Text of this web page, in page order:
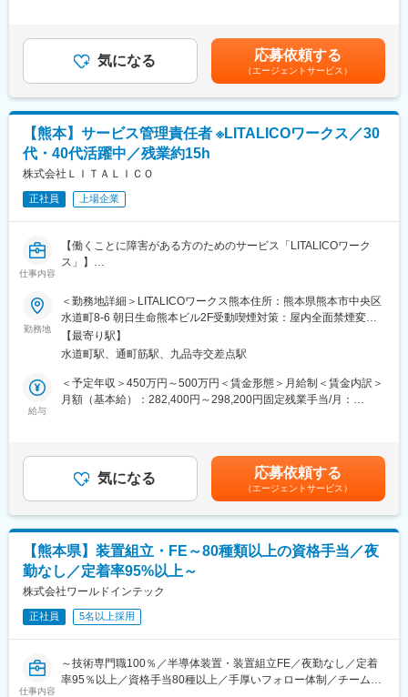
す。
◆使用言語：C言語、C++、C＃
■有給について：
有給は入社当日より最大１０日付与／午前休・午後休も取得可能
です。
【モデル年収】
720万円／45歳エンジニア（月給45万円 ＋賞与 ※一律手当含）
680万円／38歳エンジニア （月給40万円＋賞与 ※一律手当含）
■当社の魅力点
★どんなプロジェクトでも年間休日は125日！★
しています。アサイン先の企業カレンダーが124日休みだった場
合も弊社カレンダーの中の営業日を休みにするなどしっかり休み
が取得できる環境を整えています。
★営業・技術リーダーの密な連携★
・技術、営業の各リーダークラスが密に連携し、一人ひとりの技
術者のスキルアップに役立つ開発案件を担当しています。成長で
★チームアサインをしています！★
・経験の浅い方が客先へ行く際は、少なくとも2名以上のチームで
就業します。当社の社員と業務を行うため、相談しやすい環境を
★自身で描くキャリアを最大限サポート★
ご自身で目指したい役職や磨きたい技術を実現できるサポート体
制が整っております。
例：20代半ば、入社4年目で現場でのサブリーダーに！
※２～３名のチームで、管理職へのキャリアアップを希望。
★社内研修ツールが充実★
約300講座もある無料eラーニングシステムや社内開放によるエン
ジニア同士の勉強会など自身でスキルを高めることができる環境
ん。賃金はあくまでも目安の金額であり、選考を通じて上下する
可能性があります。月給(月額)は固定手当を含めた表記です。
気になる 応募依頼する
（エージェントサービス）
【熊本】サービス管理責任者 ※LITALICOワークス／30
代・40代活躍中／残業約15h
株式会社ＬＩＴＡＬＩＣＯ
正社員 上場企業
仕事内容
【働くことに障害がある方のためのサービス「LITALICOワーク
ス」】
■業務内容：
障害がある方の現状・希望を把握して、社会で活躍するまでの
「計画」を立てる仕事です。
お任せするのは、障害者の雇用支援に関する業務。障害がある方
の希望や適性を把握した上で、最適な支援計画を立案・実行して
いきます。
就労移行支援事業所でのサービス管理責任者業務全般
・相談援助業務
・地域における関係機関との連絡調整・折衝業務
・福祉サービスの説明、関係機関利用の際のアドバイス
■LITALICOワークスの特徴
1. 個別対応の支援プログラム
障害名にとらわれず、一人ひとりの特性やペースに合わせた支援
を行います。自己理解を深めるカウンセリングや、ビジネスマナ
ー、PCスキル、コミュニケーション力向上など、多彩なプログラ
ムを提供しています。
2. 就職活動前から就職後までの一貫サポート
就職活動前の準備から、企業インターンシップを通じた適性確
認、就職後の職場定着支援まで、トータルでサポートします。就
勤務地
＜勤務地詳細＞LITALICOワークス熊本住所：熊本県熊本市中央区
水道町8-6 朝日生命熊本ビル2F受動喫煙対策：屋内全面禁煙変更
の範囲：会社の定める事業所
【最寄り駅】
水道町駅、通町筋駅、九品寺交差点駅
給与
＜予定年収＞450万円～500万円＜賃金形態＞月給制＜賃金内訳＞
月額（基本給）：282,400円～298,200円固定残業手当/月：
与：あり（年2回/5月・11月）※超過した時間外労働の残業時間代
は追加支給※給与はスキル・経験・転勤の可否に応じて決定いたし
ますので、上記年収は目安となります。賃金はあくまでも目安の
金額であり、選考を通じて上下する可能性があります。月給(月額)
は固定手当を含めた表記です。
気になる 応募依頼する
（エージェントサービス）
【熊本県】装置組立・FE～80種類以上の資格手当／夜
勤なし／定着率95%以上～
株式会社ワールドインテック
正社員 5名以上採用
仕事内容
～技術専門職100％／半導体装置・装置組立FE／夜勤なし／定着
率95％以上／資格手当80種以上／手厚いフォロー体制／チーム配